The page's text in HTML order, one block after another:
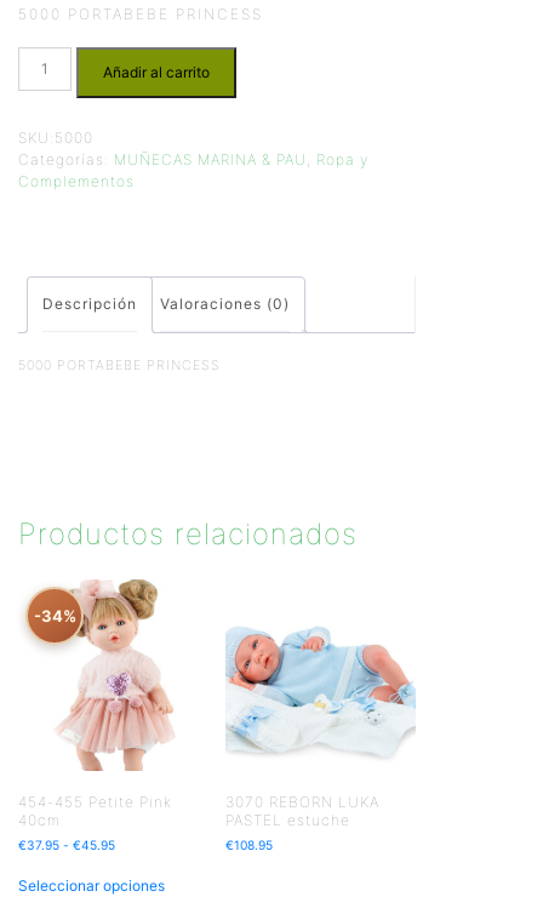
5000 PORTABEBE PRINCESS
Añadir al carrito
SKU: 5000
Categorías: MUÑECAS MARINA & PAU
Ropa y
Complementos
Descripción Valoraciones (0)
5000 PORTABEBE PRINCESS
Productos relacionados
-34%
454-455 Petite Pink
40cm
€37.95 - €45.95
Seleccionar opciones
3070 REBORN LUKA
PASTEL estuche
€108.95